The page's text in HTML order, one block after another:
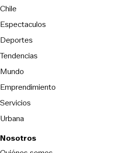
Chile
Espectaculos
Deportes
Tendencias
Mundo
Emprendimiento
Servicios
Urbana
Nosotros